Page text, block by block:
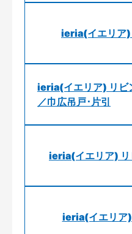
ieria(イエリア)
ieria(イエリア) リビ
／巾広吊戸･片引
ieria(イエリア) リ
ieria(イエリア)